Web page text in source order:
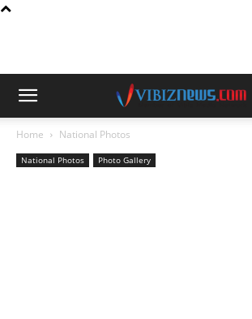
Home National Photos
National Photos Photo Gallery